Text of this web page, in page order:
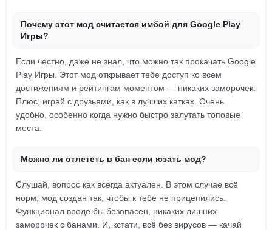
Почему этот мод считается имбой для Google Play
Игры?
Если честно, даже не знал, что можно так прокачать Google
Play Игры. Этот мод открывает тебе доступ ко всем
достижениям и рейтингам моментом — никаких заморочек.
Плюс, играй с друзьями, как в лучших катках. Очень
удобно, особенно когда нужно быстро залутать топовые
места.
Можно ли отлететь в бан если юзать мод?
Слушай, вопрос как всегда актуален. В этом случае всё
норм, мод создан так, чтобы к тебе не прицепились.
Функционал вроде бы безопасен, никаких лишних
заморочек с банами. И, кстати, всё без вирусов — качай